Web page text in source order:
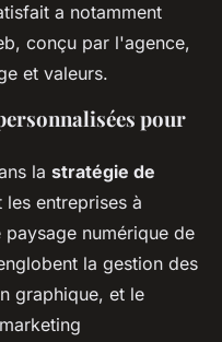
a notamment
conçu par l'agence,
et valeurs.
pour
la stratégie de
les entreprises à
numérique de
la gestion des
graphique, et le